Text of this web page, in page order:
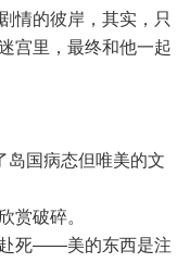
情的彼岸，其实，只
宫里，最终和他一起
岛国病态但唯美的文
赏破碎。
赴死——美的东西是注